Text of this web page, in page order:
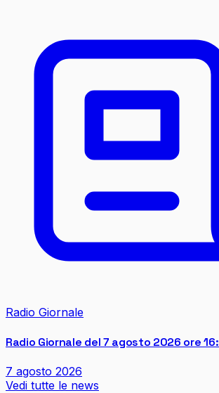
Radio Giornale
Radio Giornale del 7 agosto 2026 ore
7 agosto 2026
Vedi tutte le news